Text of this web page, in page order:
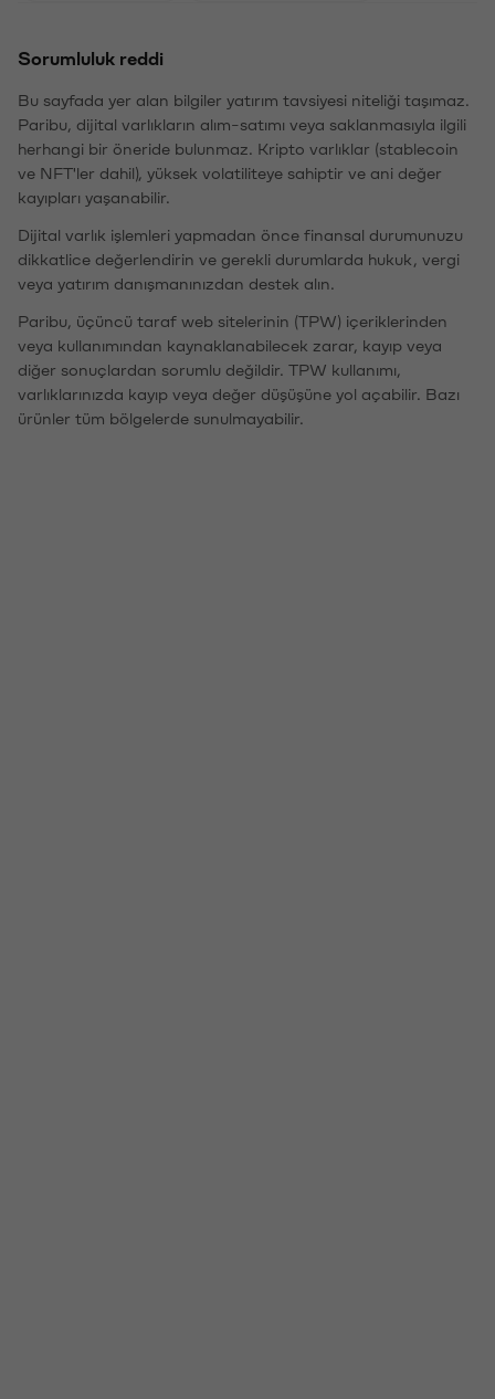
Sorumluluk reddi
Bu sayfada yer alan bilgiler yatırım tavsiyesi niteliği taşımaz.
Paribu, dijital varlıkların alım-satımı veya saklanmasıyla ilgili
herhangi bir öneride bulunmaz. Kripto varlıklar (stablecoin
ve NFT'ler dahil), yüksek volatiliteye sahiptir ve ani değer
kayıpları yaşanabilir.
Dijital varlık işlemleri yapmadan önce finansal durumunuzu
dikkatlice değerlendirin ve gerekli durumlarda hukuk, vergi
veya yatırım danışmanınızdan destek alın.
Paribu, üçüncü taraf web sitelerinin (TPW) içeriklerinden
veya kullanımından kaynaklanabilecek zarar, kayıp veya
diğer sonuçlardan sorumlu değildir. TPW kullanımı,
varlıklarınızda kayıp veya değer düşüşüne yol açabilir. Bazı
ürünler tüm bölgelerde sunulmayabilir.